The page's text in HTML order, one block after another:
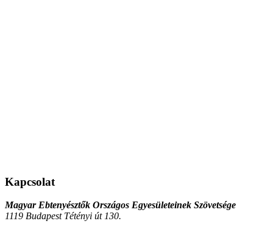
Kapcsolat
Magyar Ebtenyésztők Országos Egyesületeinek Szövetsége
1119 Budapest Tétényi út 130.